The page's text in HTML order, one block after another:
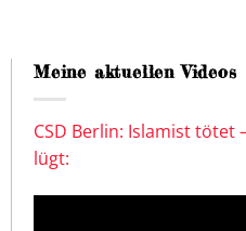
Meine aktuellen Videos
CSD Berlin: Islamist tötet
lügt: